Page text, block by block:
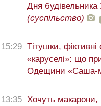
Дня будівельника
(суспільство)
15:29 Тітушки, фіктивні
«каруселі»: що
Одещини «Саша-
13:35 Хочуть макарони,